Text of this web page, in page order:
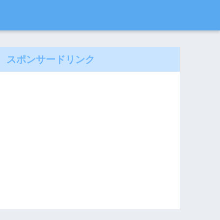
スポンサードリンク